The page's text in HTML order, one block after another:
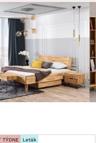
TÝDNE Leták